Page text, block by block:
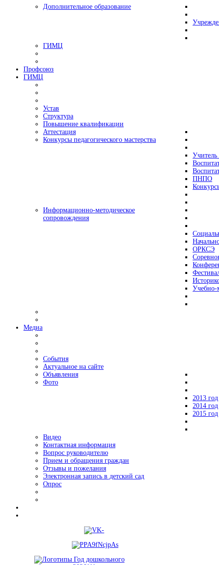
Дополнительное образование
ГИМЦ
Профсоюз
ГИМЦ
Устав
Структура
Повышение квалификации
Аттестация
Конкурсы педагогического мастерства
Учитель
ПНПО
Информационно-методическое
сопровождения
ОРКСЭ
Учебно-
Медиа
События
Актуальное на сайте
Объявления
Фото
2013 год
2014 год
2015 год
Видео
Контактная информация
Вопрос руководителю
Прием и обращения граждан
Отзывы и пожелания
Электронная запись в детский сад
Опрос